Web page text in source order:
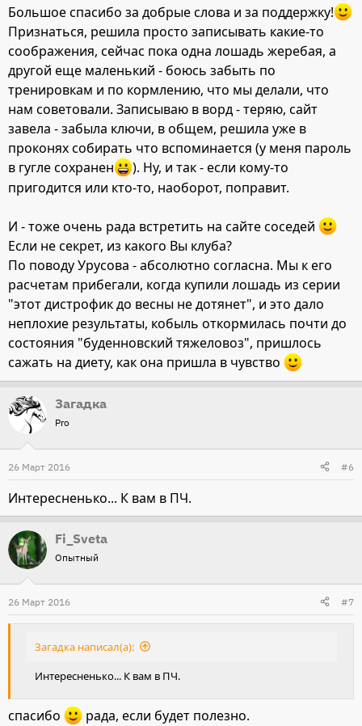
рассвета до заката тащили карету/телегу/плуг/солдата.
Нынешние 40 минут даже активной тренировки - это не
то же самое.
А в идее посезонности кормления я с Вами полностью
Большое спасибо за добрые слова и за поддержку!
Признаться, решила просто записывать какие-то
соображения, сейчас пока одна лошадь жеребая, а
другой еще маленький - боюсь забыть по
тренировкам и по кормлению, что мы делали, что
нам советовали. Записываю в ворд - теряю, сайт
завела - забыла ключи, в общем, решила уже в
проконях собирать что вспоминается (у меня пароль
в гугле сохранен
). Ну, и так - если кому-то
пригодится или кто-то, наоборот, поправит.
И - тоже очень рада встретить на сайте соседей
Если не секрет, из какого Вы клуба?
По поводу Урусова - абсолютно согласна. Мы к его
расчетам прибегали, когда купили лошадь из серии
"этот дистрофик до весны не дотянет", и это дало
неплохие результаты, кобыль откормилась почти до
состояния "буденновский тяжеловоз", пришлось
сажать на диету, как она пришла в чувство
Загадка
Pro
26 Март 2016 #6
Интересненько... К вам в ПЧ.
Fi_Sveta
Опытный
26 Март 2016 #7
Загадка написал(а):
Интересненько... К вам в ПЧ.
спасибо рада, если будет полезно.